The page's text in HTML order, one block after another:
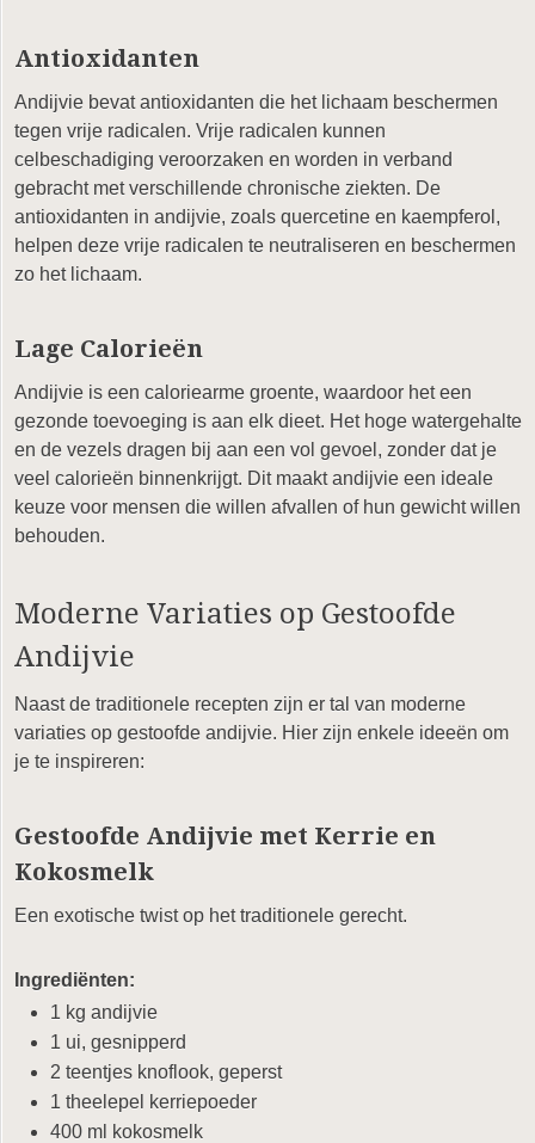
Antioxidanten
Andijvie bevat antioxidanten die het lichaam beschermen
tegen vrije radicalen. Vrije radicalen kunnen
celbeschadiging veroorzaken en worden in verband
gebracht met verschillende chronische ziekten. De
antioxidanten in andijvie, zoals quercetine en kaempferol,
helpen deze vrije radicalen te neutraliseren en beschermen
zo het lichaam.
Lage Calorieën
Andijvie is een caloriearme groente, waardoor het een
gezonde toevoeging is aan elk dieet. Het hoge watergehalte
en de vezels dragen bij aan een vol gevoel, zonder dat je
veel calorieën binnenkrijgt. Dit maakt andijvie een ideale
keuze voor mensen die willen afvallen of hun gewicht willen
behouden.
Moderne Variaties op Gestoofde
Andijvie
Naast de traditionele recepten zijn er tal van moderne
variaties op gestoofde andijvie. Hier zijn enkele ideeën om
je te inspireren:
Gestoofde Andijvie met Kerrie en
Kokosmelk
Een exotische twist op het traditionele gerecht.
Ingrediënten:
1 kg andijvie
1 ui, gesnipperd
2 teentjes knoflook, geperst
1 theelepel kerriepoeder
400 ml kokosmelk